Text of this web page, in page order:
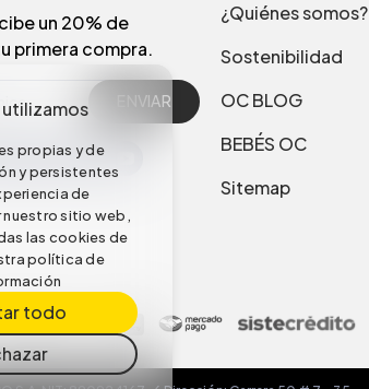
utilizamos
propias y de
y persistentes
de
nuestro sitio web,
las cookies de
política de
todo
un 20% de
primera compra.
ENVIAR
¿Quiénes somos?
Sostenibilidad
OC BLOG
BEBÉS OC
Sitemap